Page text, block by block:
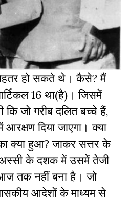
हो सकते थे। कैसे? मैं
16 था(है)। जिसमें
कि जो गरीब दलित बच्चे हैं,
आरक्षण दिया जाएगा। क्या
क्या हुआ? जाकर सत्तर के
के दशक में उसमें तेजी
तक नहीं बना है। जो
आदेशों के माध्यम से